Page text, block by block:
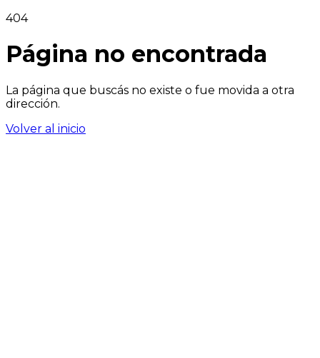
404
Página no encontrada
La página que buscás no existe o fue movida a otra
dirección.
Volver al inicio